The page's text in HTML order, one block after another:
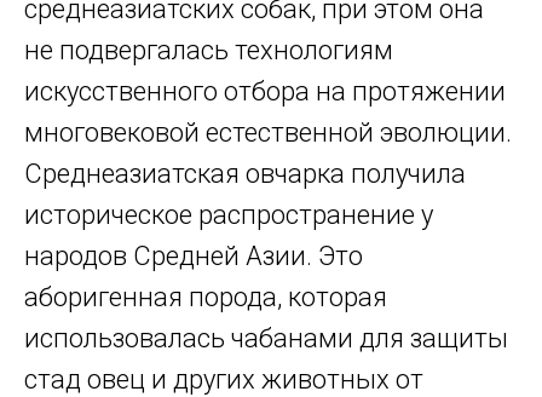
среднеазиатских собак, при этом она
не подвергалась технологиям
искусственного отбора на протяжении
многовековой естественной эволюции.
Среднеазиатская овчарка получила
историческое распространение у
народов Средней Азии. Это
аборигенная порода, которая
использовалась чабанами для защиты
стад овец и других животных от